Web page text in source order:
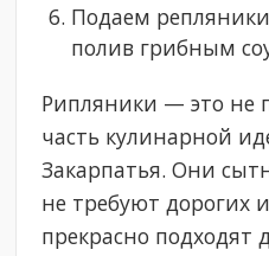
Подаем
полив грибным
Рипляники — это не
часть кулинарной
Закарпатья. Они
не требуют дорогих
прекрасно подходят